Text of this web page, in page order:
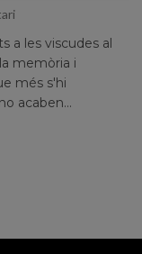
a les viscudes al
memòria i
més s'hi
acaben...